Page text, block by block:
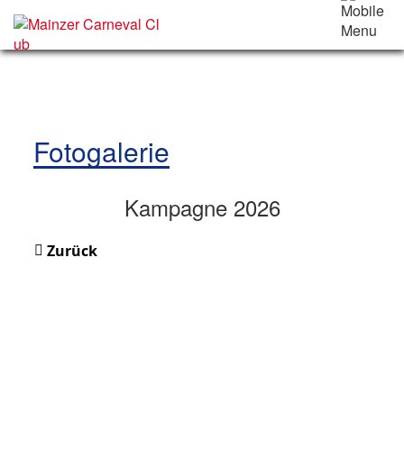
Fotogalerie
Kampagne 2026
Zurück